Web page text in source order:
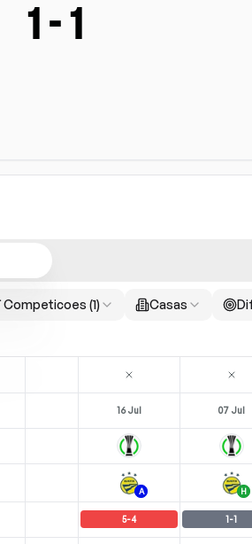
1- 1
Competicoes (1) Casas
16 Jul 07 Jul
A H
5-4 1-1